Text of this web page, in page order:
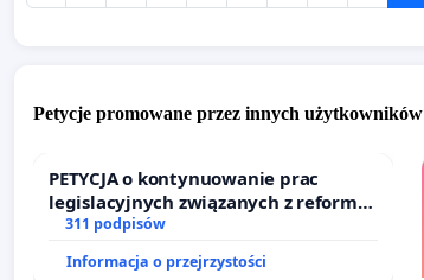
Petycje promowane przez innych użytkowników
PETYCJA o kontynuowanie prac
legislacyjnych związanych z reformą
prawa rodzinnego
311 podpisów
Informacja o przejrzystości